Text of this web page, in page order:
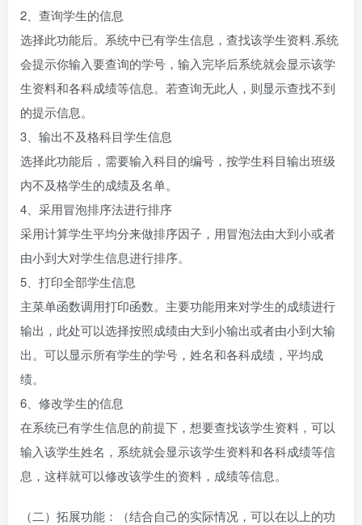
2、查询学生的信息
选择此功能后。系统中已有学生信息，查找该学生资料.系统
会提示你输入要查询的学号，输入完毕后系统就会显示该学
生资料和各科成绩等信息。若查询无此人，则显示查找不到
的提示信息。
3、输出不及格科目学生信息
选择此功能后，需要输入科目的编号，按学生科目输出班级
内不及格学生的成绩及名单。
4、采用冒泡排序法进行排序
采用计算学生平均分来做排序因子，用冒泡法由大到小或者
由小到大对学生信息进行排序。
5、打印全部学生信息
主菜单函数调用打印函数。主要功能用来对学生的成绩进行
输出，此处可以选择按照成绩由大到小输出或者由小到大输
出。可以显示所有学生的学号，姓名和各科成绩，平均成
绩。
6、修改学生的信息
在系统已有学生信息的前提下，想要查找该学生资料，可以
输入该学生姓名，系统就会显示该学生资料和各科成绩等信
息，这样就可以修改该学生的资料，成绩等信息。
（二）拓展功能：（结合自己的实际情况，可以在以上的功